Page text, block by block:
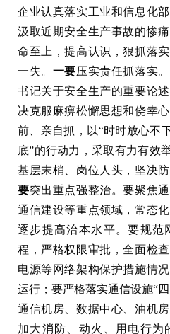
企业认真落实工业和信息化
汲取近期安全生产事故的惨
命至上，提高认识，狠抓落
一失。 一要压实责任抓落实
书记关于安全生产的重要论
决克服麻痹松懈思想和侥幸
前、亲自抓，以“时时放心不
底”的行动力，采取有力有效
基层末梢、岗位人头，坚决
要突出重点强整治。要聚焦
通信建设等重点领域，常态
逐步提高治本水平。要规范
程，严格权限审批，全面检
电源等网络架构保护措施情
运行；要严格落实通信设施“
通信机房、数据中心、油机
加大消防、动火、用电行为